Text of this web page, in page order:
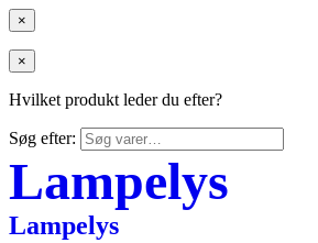
×
×
Hvilket produkt leder du efter?
Søg efter:
Lampelys
Lampelys